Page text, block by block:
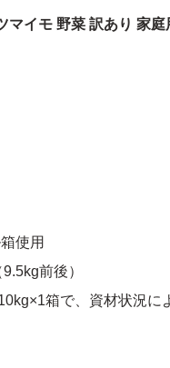
マイモ 野菜 訳あり 家庭
使用
前後）
箱で、資材状況に